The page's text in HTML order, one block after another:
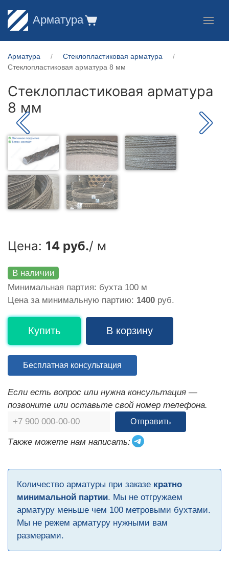
Арматура
Арматура
Стеклопластиковая арматура
Стеклопластиковая арматура 8 мм
Стеклопластиковая арматура
8 мм
Цена: 14 руб./ м
В наличии
Минимальная партия: бухта 100 м
Цена за минимальную партию: 1400 руб.
Купить В корзину
Бесплатная консультация
Если есть вопрос или нужна консультация —
позвоните или оставьте свой номер телефона.
Отправить
Также можете нам написать:
Количество арматуры при заказе кратно
минимальной партии. Мы не отгружаем
арматуру меньше чем 100 метровыми бухтами.
Мы не режем арматуру нужными вам
размерами.